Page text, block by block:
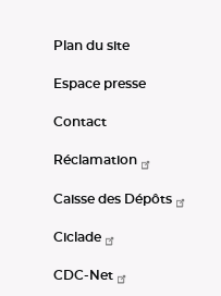
Plan du site
Espace presse
Contact
Réclamation
Caisse des Dépôts
Ciclade
CDC-Net